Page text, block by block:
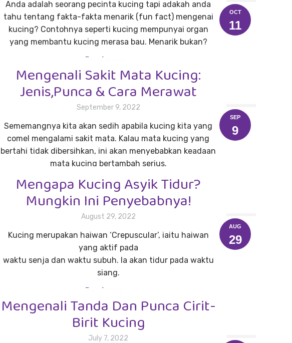
OCT
11
Anda adalah seorang pecinta kucing tapi adakah anda
tahu tentang fakta-fakta menarik (fun fact) mengenai
kucing? Contohnya seperti kucing mempunyai organ
yang membantu kucing merasa bau. Menarik bukan?
Read more
SEP
9
Mengenali Sakit Mata Kucing:
Jenis,Punca & Cara Merawat
September 9, 2022
Sememangnya kita akan sedih apabila kucing kita yang
comel mengalami sakit mata. Kalau mata kucing yang
bertahi tidak dibersihkan, ini akan menyebabkan keadaan
mata kucing bertambah serius.
Read more
AUG
29
Mengapa Kucing Asyik Tidur?
Mungkin Ini Penyebabnya!
August 29, 2022
Kucing merupakan haiwan ‘Crepuscular’, iaitu haiwan
yang aktif pada
waktu senja dan waktu subuh. Ia akan tidur pada waktu
siang.
Read more
Mengenali Tanda Dan Punca Cirit-
Birit Kucing
July 7, 2022